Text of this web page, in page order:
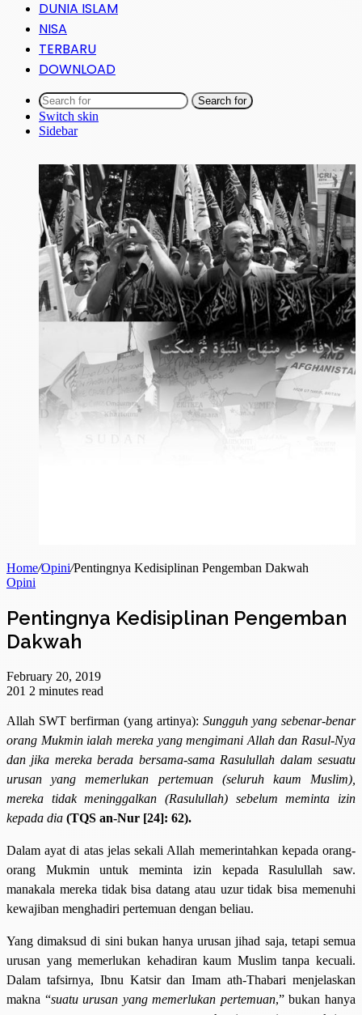
DUNIA ISLAM
NISA
TERBARU
DOWNLOAD
Search for
Switch skin
Sidebar
Home/Opini/Pentingnya Kedisiplinan Pengemban Dakwah
Opini
Pentingnya Kedisiplinan Pengemban
Dakwah
February 20, 2019
201 2 minutes read
Allah SWT berfirman (yang artinya): Sungguh yang sebenar-benar
orang Mukmin ialah mereka yang mengimani Allah dan Rasul-Nya
dan jika mereka berada bersama-sama Rasulullah dalam sesuatu
urusan yang memerlukan pertemuan (seluruh kaum Muslim),
mereka tidak meninggalkan (Rasulullah) sebelum meminta izin
kepada dia (TQS an-Nur [24]: 62).
Dalam ayat di atas jelas sekali Allah memerintahkan kepada orang-
orang Mukmin untuk meminta izin kepada Rasulullah saw.
manakala mereka tidak bisa datang atau uzur tidak bisa memenuhi
kewajiban menghadiri pertemuan dengan beliau.
Yang dimaksud di sini bukan hanya urusan jihad saja, tetapi semua
urusan yang memerlukan kehadiran kaum Muslim tanpa kecuali.
Dalam tafsirnya, Ibnu Katsir dan Imam ath-Thabari menjelaskan
makna “suatu urusan yang memerlukan pertemuan,” bukan hanya